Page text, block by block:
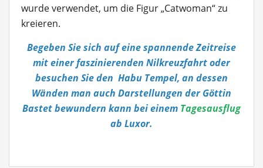
wurde verwendet, um die Figur „Catwoman“ zu
kreieren.
Begeben Sie sich auf eine spannende Zeitreise
mit einer faszinierenden Nilkreuzfahrt oder
besuchen Sie den Habu Tempel, an dessen
Wänden man auch Darstellungen der Göttin
Bastet bewundern kann bei einem Tagesausflug
ab Luxor.